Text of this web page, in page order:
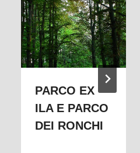
PARCO EX
ILA E PARCO
DEI RONCHI